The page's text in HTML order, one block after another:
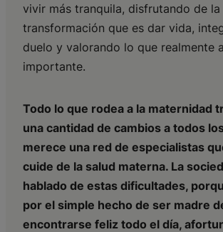
vivir más tranquila, disfrutando de la
transformación que es dar vida,
duelo y valorando lo que realmente
importante.
Todo lo que rodea a la maternidad
una cantidad de cambios a todos
merece una red de especialistas
cuide de la salud materna. La
hablado de estas dificultades,
por el simple hecho de ser madre
encontrarse feliz todo el día,